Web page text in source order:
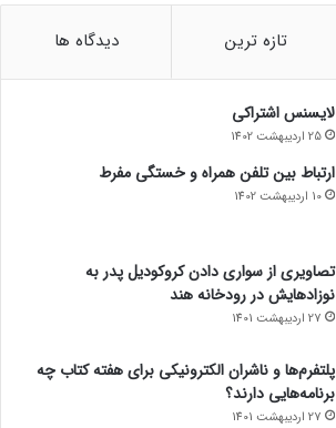
تازه ترین دیدگاه ها
لایسنس اشتراکی
25 اردیبهشت 1402
ارتباط بین تلفن همراه و خستگی مفرط
10 اردیبهشت 1402
تصاویری از سواری دادن کروکودیل پدر به
نوزادهایش در رودخانه هند
27 اردیبهشت 1401
پلتفرم‌ها و ناشران الکترونیکی برای هفته کتاب چه
برنامه‌هایی دارند؟
27 اردیبهشت 1401